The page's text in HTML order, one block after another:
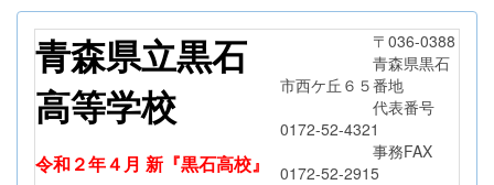
青森県立黒石
高等学校
令和２年４月 新『黒石高校』
〒036-0388
青森県黒石
市西ケ丘６５番地
代表番号
0172-52-4321
事務FAX
0172-52-2915